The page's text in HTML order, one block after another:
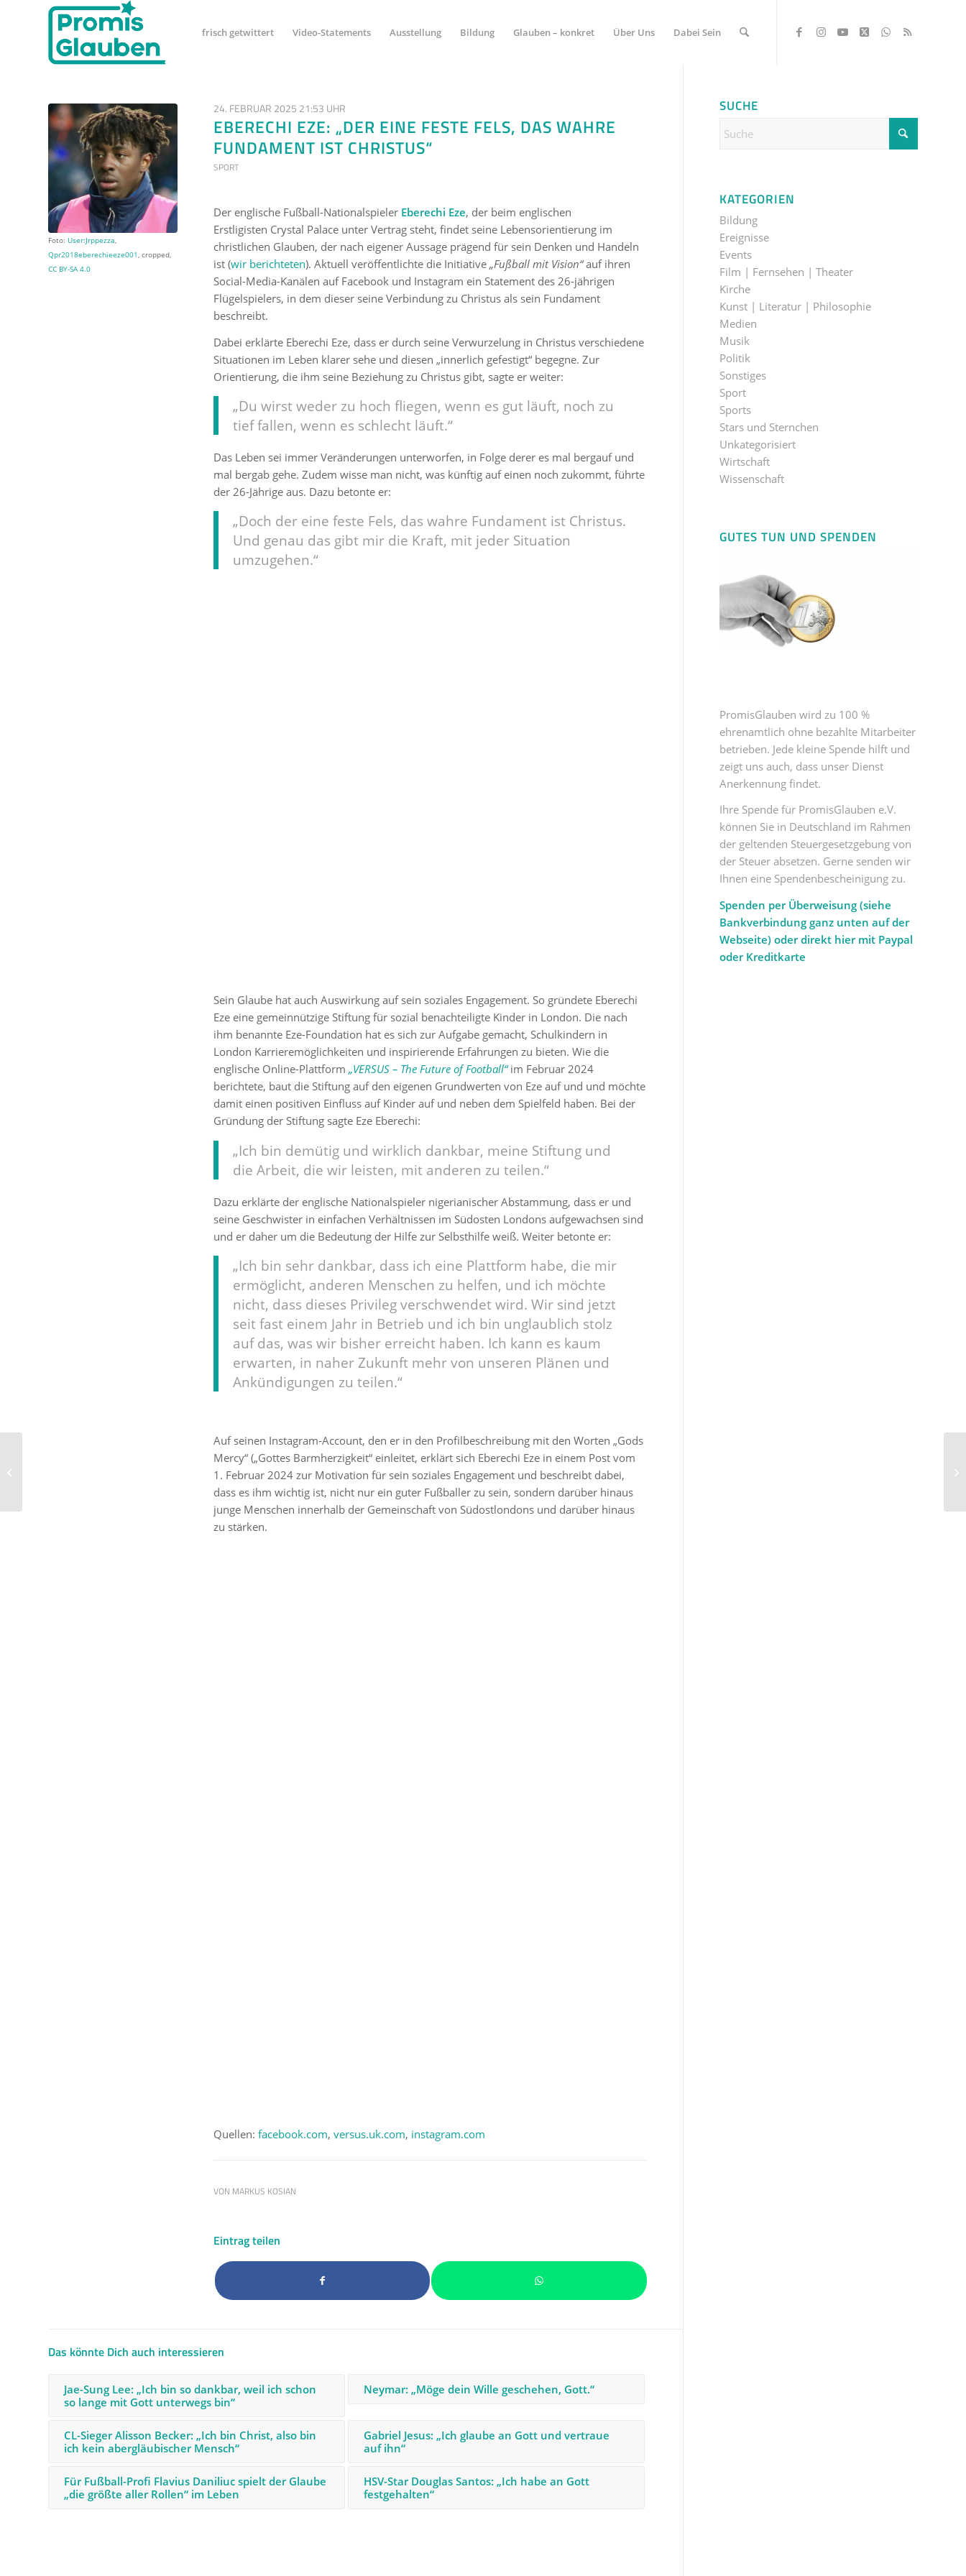
frisch getwittert Video-Statements Ausstellung Bildung Glauben – konkret Über Uns Dabei Sein
Foto: User:Jrppezza,
Qpr2018eberechieeze001, cropped,
CC BY-SA 4.0
24. FEBRUAR 2025 21:53 UHR
EBERECHI EZE: „DER EINE FESTE FELS, DAS WAHRE
FUNDAMENT IST CHRISTUS“
SPORT
Der englische Fußball-Nationalspieler Eberechi Eze, der beim englischen
Erstligisten Crystal Palace unter Vertrag steht, findet seine Lebensorientierung im
christlichen Glauben, der nach eigener Aussage prägend für sein Denken und Handeln
ist (wir berichteten). Aktuell veröffentlichte die Initiative „Fußball mit Vision“auf ihren
Social-Media-Kanälen auf Facebook und Instagram ein Statement des 26-jährigen
Flügelspielers, in dem dieser seine Verbindung zu Christus als sein Fundament
beschreibt.
Dabei erklärte Eberechi Eze, dass er durch seine Verwurzelung in Christus verschiedene
Situationen im Leben klarer sehe und diesen „innerlich gefestigt“ begegne. Zur
Orientierung, die ihm seine Beziehung zu Christus gibt, sagte er weiter:
„Du wirst weder zu hoch fliegen, wenn es gut läuft, noch zu
tief fallen, wenn es schlecht läuft.“
Das Leben sei immer Veränderungen unterworfen, in Folge derer es mal bergauf und
mal bergab gehe. Zudem wisse man nicht, was künftig auf einen noch zukommt, führte
der 26-Jährige aus. Dazu betonte er:
„Doch der eine feste Fels, das wahre Fundament ist Christus.
Und genau das gibt mir die Kraft, mit jeder Situation
umzugehen.“
Sein Glaube hat auch Auswirkung auf sein soziales Engagement. So gründete Eberechi
Eze eine gemeinnützige Stiftung für sozial benachteiligte Kinder in London. Die nach
ihm benannte Eze-Foundation hat es sich zur Aufgabe gemacht, Schulkindern in
London Karrieremöglichkeiten und inspirierende Erfahrungen zu bieten. Wie die
englische Online-Plattform „VERSUS – The Future of Football“im Februar 2024
berichtete, baut die Stiftung auf den eigenen Grundwerten von Eze auf und und möchte
damit einen positiven Einfluss auf Kinder auf und neben dem Spielfeld haben. Bei der
Gründung der Stiftung sagte Eze Eberechi:
„Ich bin demütig und wirklich dankbar, meine Stiftung und
die Arbeit, die wir leisten, mit anderen zu teilen.“
Dazu erklärte der englische Nationalspieler nigerianischer Abstammung, dass er und
seine Geschwister in einfachen Verhältnissen im Südosten Londons aufgewachsen sind
und er daher um die Bedeutung der Hilfe zur Selbsthilfe weiß. Weiter betonte er:
„Ich bin sehr dankbar, dass ich eine Plattform habe, die mir
ermöglicht, anderen Menschen zu helfen, und ich möchte
nicht, dass dieses Privileg verschwendet wird. Wir sind jetzt
seit fast einem Jahr in Betrieb und ich bin unglaublich stolz
auf das, was wir bisher erreicht haben. Ich kann es kaum
erwarten, in naher Zukunft mehr von unseren Plänen und
Ankündigungen zu teilen.“
Auf seinen Instagram-Account, den er in den Profilbeschreibung mit den Worten „Gods
Mercy“ („Gottes Barmherzigkeit“ einleitet, erklärt sich Eberechi Eze in einem Post vom
1. Februar 2024 zur Motivation für sein soziales Engagement und beschreibt dabei,
dass es ihm wichtig ist, nicht nur ein guter Fußballer zu sein, sondern darüber hinaus
junge Menschen innerhalb der Gemeinschaft von Südostlondons und darüber hinaus
zu stärken.
Quellen: facebook.com, versus.uk.com, instagram.com
VON MARKUS KOSIAN
Eintrag teilen
Das könnte Dich auch interessieren
Jae-Sung Lee: „Ich bin so dankbar, weil ich schon
so lange mit Gott unterwegs bin“
Neymar: „Möge dein Wille geschehen, Gott.“
CL-Sieger Alisson Becker: „Ich bin Christ, also bin
ich kein abergläubischer Mensch“
Gabriel Jesus: „Ich glaube an Gott und vertraue
auf ihn“
Für Fußball-Profi Flavius Daniliuc spielt der Glaube
„die größte aller Rollen“ im Leben
HSV-Star Douglas Santos: „Ich habe an Gott
festgehalten“
SUCHE
KATEGORIEN
Bildung
Ereignisse
Events
Film | Fernsehen | Theater
Kirche
Kunst | Literatur | Philosophie
Medien
Musik
Politik
Sonstiges
Sport
Sports
Stars und Sternchen
Unkategorisiert
Wirtschaft
Wissenschaft
GUTES TUN UND SPENDEN
PromisGlauben wird zu 100 %
ehrenamtlich ohne bezahlte Mitarbeiter
betrieben. Jede kleine Spende hilft und
zeigt uns auch, dass unser Dienst
Anerkennung findet.
Ihre Spende für PromisGlauben e.V.
können Sie in Deutschland im Rahmen
der geltenden Steuergesetzgebung von
der Steuer absetzen. Gerne senden wir
Ihnen eine Spendenbescheinigung zu.
Spenden per Überweisung (siehe
Bankverbindung ganz unten auf der
Webseite) oder direkt hier mit Paypal
oder Kreditkarte